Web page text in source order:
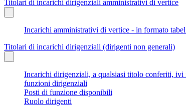
Titolari di incarichi dirigenziali amministrativi di vertice
Incarichi amministrativi di vertice - in formato
Titolari di incarichi dirigenziali (dirigenti non generali)
Incarichi dirigenziali, a qualsiasi titolo conferiti,
funzioni dirigenziali
Posti di funzione disponibili
Ruolo dirigenti